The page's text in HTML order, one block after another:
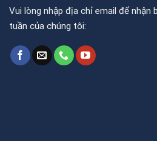
Vui lòng nhập địa chỉ email để nhận
tuần của chúng tôi: